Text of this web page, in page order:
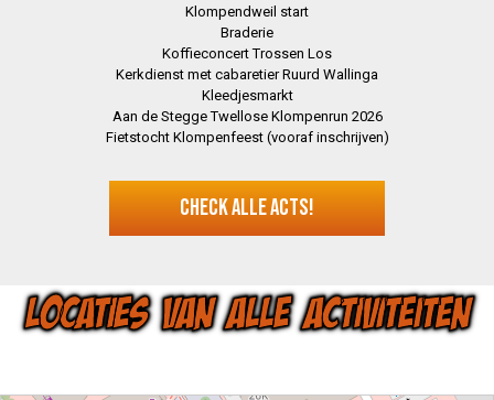
Klompendweil start
Braderie
Koffieconcert Trossen Los
Kerkdienst met cabaretier Ruurd Wallinga
Kleedjesmarkt
Aan de Stegge Twellose Klompenrun 2026
Fietstocht Klompenfeest (vooraf inschrijven)
CHECK ALLE ACTS!
LOCATIES VAN ALLE ACTIVITEITEN